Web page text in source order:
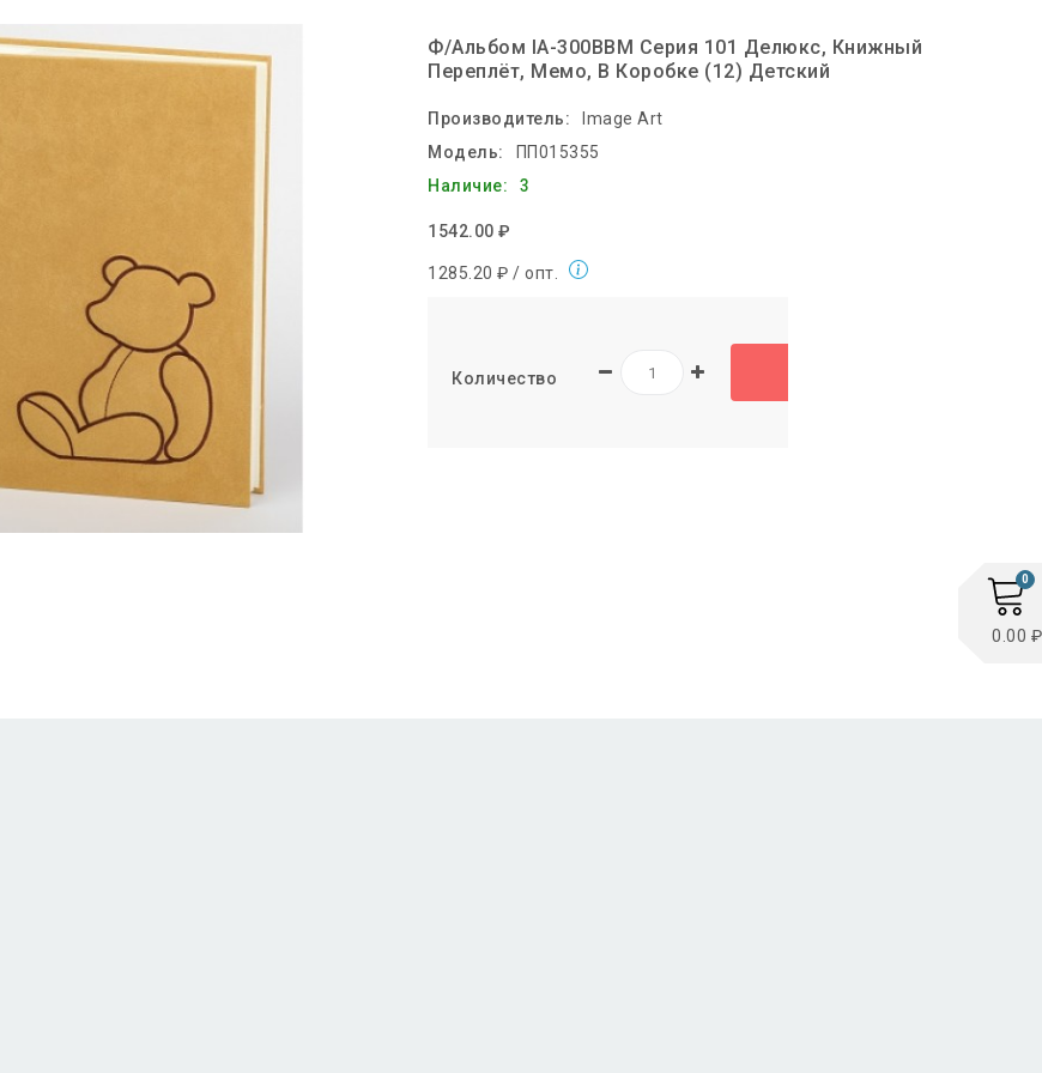
Ф/Альбом IA-300BBM Серия 101 Делюкс, Книжный
Переплёт, Мемо, В Коробке (12) Детский
Производитель:
Image Art
Модель:
ПП015355
Наличие:
3
1542.00 ₽
1285.20 ₽ / опт.
Количество
0
0.00 ₽